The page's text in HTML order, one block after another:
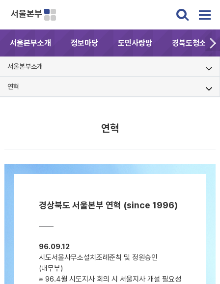
서울본부
서울본부소개 정보마당 도민사랑방 경북도청소식
서울본부소개
연혁
연혁
경상북도 서울본부 연혁 (since 1996)
96.09.12
시도서울사무소설치조례준칙 및 정원승인
(내무부)
※ 96.4월 시도지사 회의 시 서울지사 개설 필요성